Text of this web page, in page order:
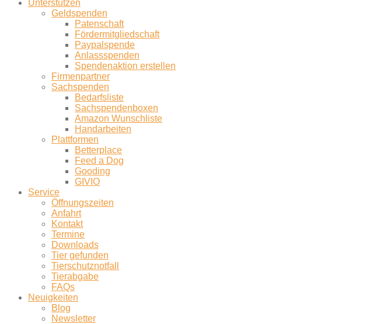
Unterstützen
Geldspenden
Patenschaft
Fördermitgliedschaft
Paypalspende
Anlassspenden
Spendenaktion erstellen
Firmenpartner
Sachspenden
Bedarfsliste
Sachspendenboxen
Amazon Wunschliste
Handarbeiten
Plattformen
Betterplace
Feed a Dog
Gooding
GIVIO
Service
Öffnungszeiten
Anfahrt
Kontakt
Termine
Downloads
Tier gefunden
Tierschutznotfall
Tierabgabe
FAQs
Neuigkeiten
Blog
Newsletter